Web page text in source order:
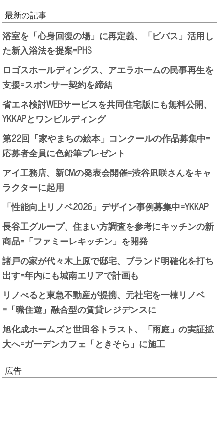
最新の記事
浴室を「心身回復の場」に再定義、「ビバス」活用し
た新入浴法を提案=PHS
ロゴスホールディングス、アエラホームの民事再生を
支援=スポンサー契約を締結
省エネ検討WEBサービスを共同住宅版にも無料公開、
YKKAPとワンビルディング
第22回「家やまちの絵本」コンクールの作品募集中=
応募者全員に色鉛筆プレゼント
アイ工務店、新CMの発表会開催=渋谷凪咲さんをキャ
ラクターに起用
「性能向上リノベ2026」デザイン事例募集中=YKKAP
長谷工グループ、住まい方調査を参考にキッチンの新
商品=「ファミーレキッチン」を開発
諸戸の家が代々木上原で邸宅、ブランド明確化を打ち
出す=年内にも城南エリアで計画も
リノべると東急不動産が提携、元社宅を一棟リノベ
=「職住遊」融合型の賃貸レジデンスに
旭化成ホームズと世田谷トラスト、「雨庭」の実証拡
大へ=ガーデンカフェ「ときそら」に施工
広告